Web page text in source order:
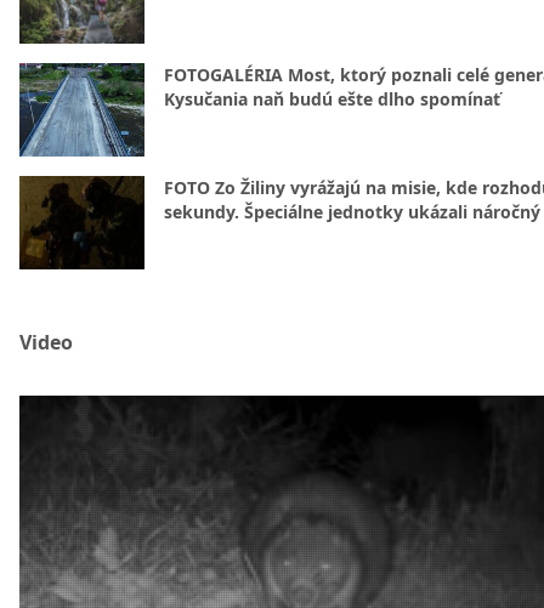
FOTOGALÉRIA Most, ktorý poznali celé
Kysučania naň budú ešte dlho spomínať
FOTO Zo Žiliny vyrážajú na misie, kde
sekundy. Špeciálne jednotky ukázali
Video